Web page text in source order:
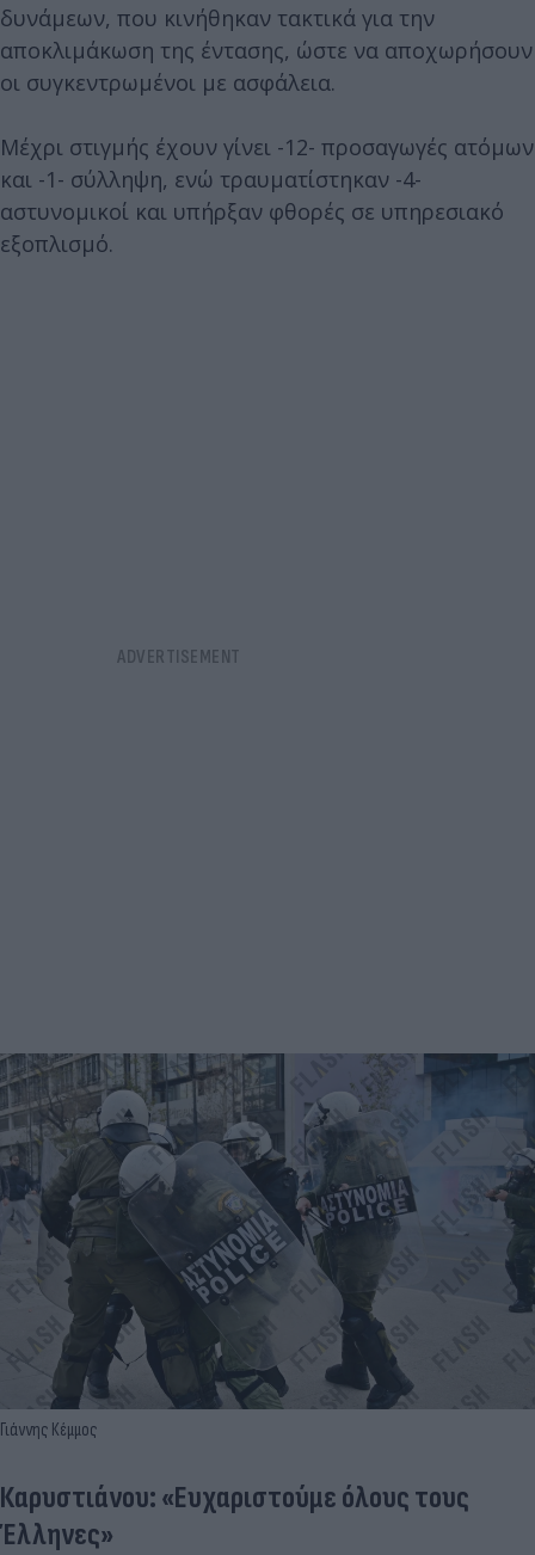
δυνάμεων, που κινήθηκαν τακτικά για την
αποκλιμάκωση της έντασης, ώστε να αποχωρήσουν
οι συγκεντρωμένοι με ασφάλεια.
Μέχρι στιγμής έχουν γίνει -12- προσαγωγές ατόμων
και -1- σύλληψη, ενώ τραυματίστηκαν -4-
αστυνομικοί και υπήρξαν φθορές σε υπηρεσιακό
εξοπλισμό.
Γιάννης Κέμμος
Καρυστιάνου: «Ευχαριστούμε όλους τους
Έλληνες»